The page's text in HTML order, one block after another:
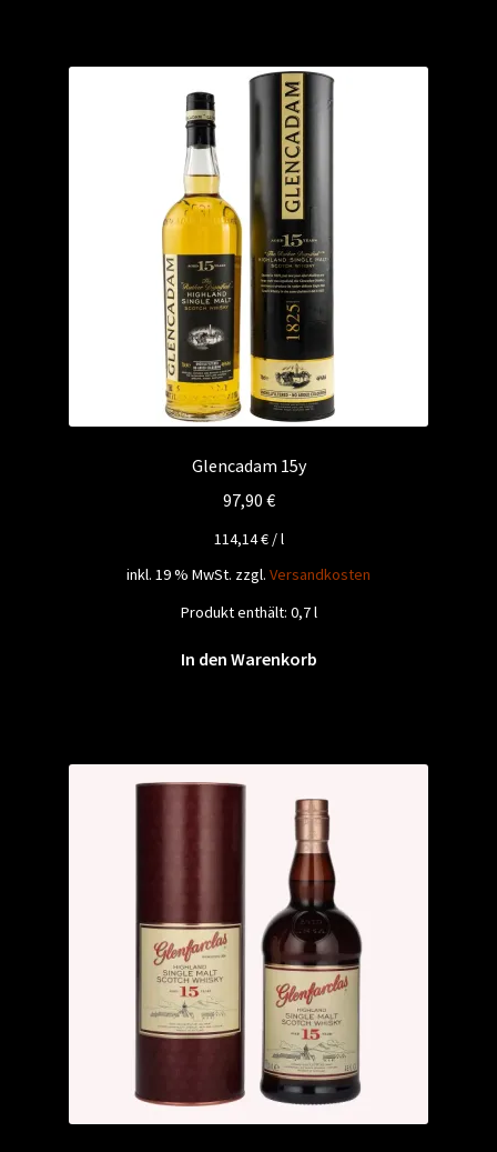
Glencadam 15y
97,90 €
114,14€/l
inkl. 19 % MwSt. zzgl. Versandkosten
Produkt enthält: 0,7l
In den Warenkorb